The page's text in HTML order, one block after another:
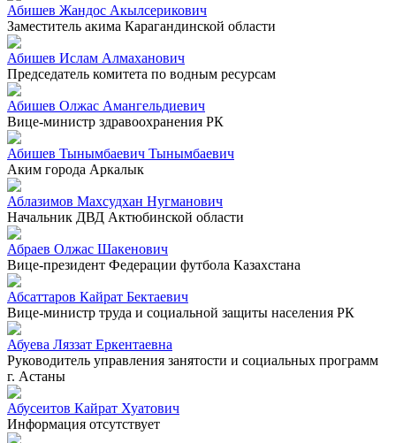
Абишев Жандос Акылсерикович
Заместитель акима Карагандинской области
Абишев Ислам Алмаханович
Председатель комитета по водным ресурсам
Абишев Олжас Амангельдиевич
Вице-министр здравоохранения РК
Абишев Тынымбаевич Тынымбаевич
Аким города Аркалык
Аблазимов Махсудхан Нугманович
Начальник ДВД Актюбинской области
Абраев Олжас Шакенович
Вице-президент Федерации футбола Казахстана
Абсаттаров Кайрат Бектаевич
Вице-министр труда и социальной защиты населения РК
Абуева Ляззат Еркентаевна
Руководитель управления занятости и социальных программ
г. Астаны
Абусеитов Кайрат Хуатович
Информация отсутствует